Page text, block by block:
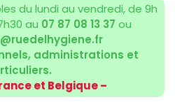
du lundi au vendredi, de 9h
au 07 87 08 13 37 ou
administrations et
et Belgique –